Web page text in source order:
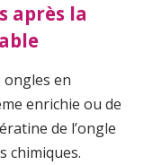
après la
ongles en
enrichie ou de
de l’ongle
chimiques.